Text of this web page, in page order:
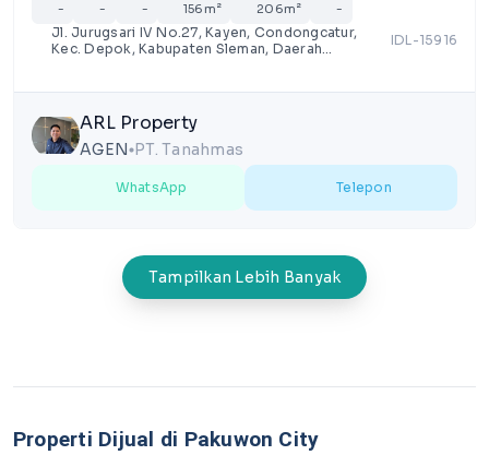
- - - 156m² 206m² -
Jl. Jurugsari IV No.27, Kayen, Condongcatur,
Kec. Depok, Kabupaten Sleman, Daerah
IDL-15916
ARL Property
AGEN lens PT. Tanahmas
WhatsApp Telepon
Tampilkan Lebih Banyak
Properti Dijual di Pakuwon City